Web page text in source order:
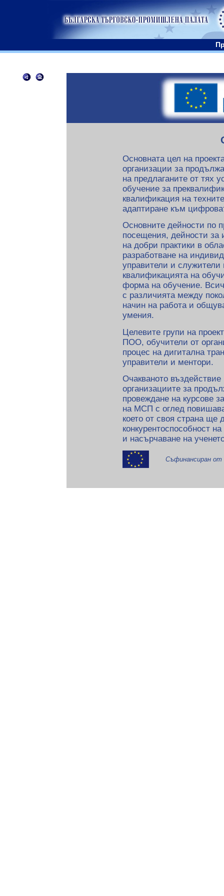
Основната цел на
организации за
на предлаганите от тях
обучение за
квалификация на
адаптиране към
Основните дейности по
посещения, дейности за
на добри практики в
разработване на
управители и
квалификацията на
форма на обучение.
с различията между
начин на работа и
умения.
Целевите групи на
ПОО, обучители от
процес на дигитална
управители и ментори.
Очакваното
организациите за
провеждане на курсове
на МСП с оглед
което от своя страна ще
конкурентоспособност
и насърчаване на
Съфинансиран от